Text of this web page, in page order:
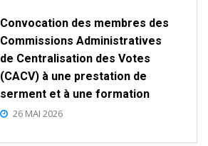
Convocation des membres des
Commissions Administratives
de Centralisation des Votes
(CACV) à une prestation de
serment et à une formation
26 MAI 2026